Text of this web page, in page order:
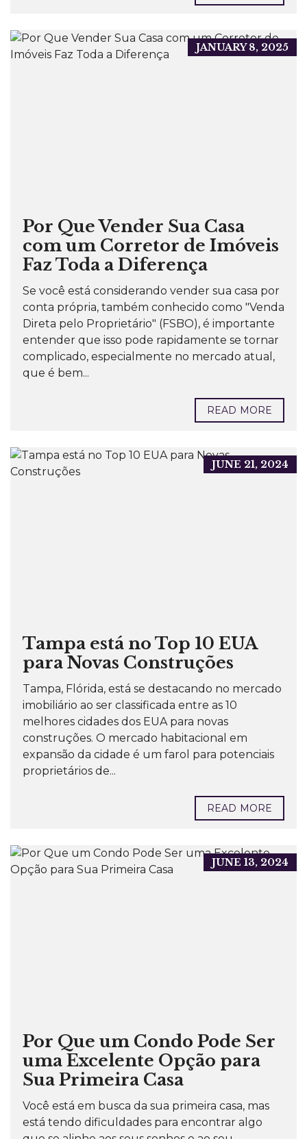
JANUARY 8, 2025
Por Que Vender Sua Casa
com um Corretor de Imóveis
Faz Toda a Diferença
Se você está considerando vender sua casa por
conta própria, também conhecido como "Venda
Direta pelo Proprietário" (FSBO), é importante
entender que isso pode rapidamente se tornar
complicado, especialmente no mercado atual,
que é bem...
READ MORE
JUNE 21, 2024
Tampa está no Top 10 EUA
para Novas Construções
Tampa, Flórida, está se destacando no mercado
imobiliário ao ser classificada entre as 10
melhores cidades dos EUA para novas
construções. O mercado habitacional em
expansão da cidade é um farol para potenciais
proprietários de...
READ MORE
JUNE 13, 2024
Por Que um Condo Pode Ser
uma Excelente Opção para
Sua Primeira Casa
Você está em busca da sua primeira casa, mas
está tendo dificuldades para encontrar algo